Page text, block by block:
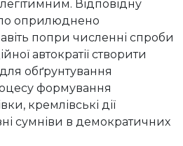
Відповідну
оприлюднено
попри численні спроби
автократії створити
обґрунтування
формування
кремлівські дії
сумніви в демократичних